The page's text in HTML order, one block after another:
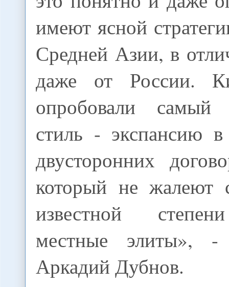
имеют ясной
Средней Азии, в
даже от России.
опробовали самый
стиль - экспансию
двусторонних
который не жалеют
известной
местные элиты», -
Аркадий Дубнов.